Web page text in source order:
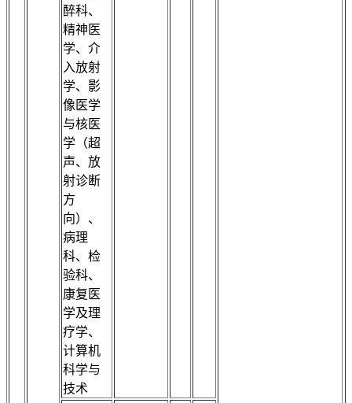
醉科、
精神医
学、介
入放射
学、影
像医学
与核医
学（超
声、放
射诊断
方
向）、
病理
科、检
验科、
康复医
学及理
疗学、
计算机
科学与
技术